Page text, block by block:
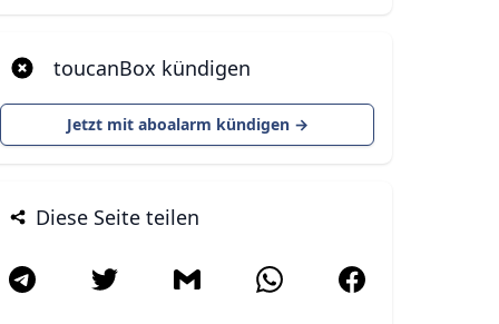
toucanBox kündigen
Jetzt mit aboalarm kündigen →
Diese Seite teilen